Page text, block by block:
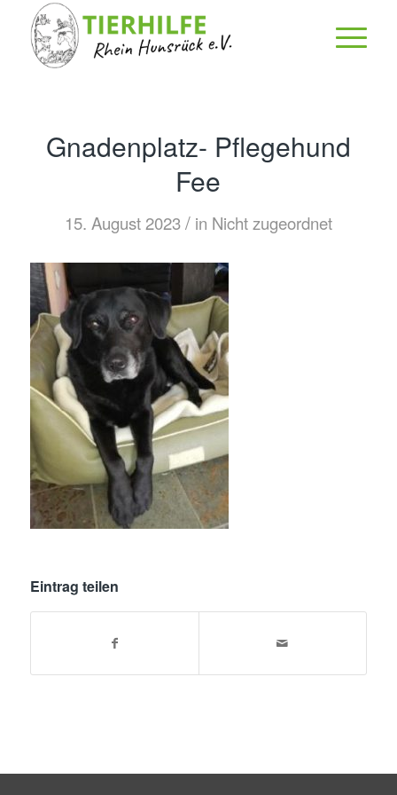
Gnadenplatz- Pflegehund
Fee
15. August 2023/ in Nicht zugeordnet
Eintrag teilen